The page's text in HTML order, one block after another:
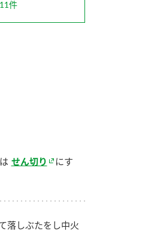
件
せん切り
にす
落しぶたをし中火